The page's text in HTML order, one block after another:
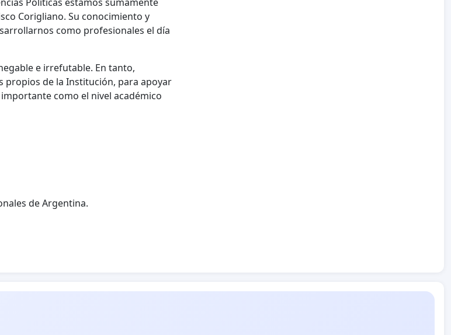
Corigliano. Su conocimiento y
como profesionales el día
e irrefutable. En tanto,
propios de la Institución, para apoyar
como el nivel académico
de Argentina.